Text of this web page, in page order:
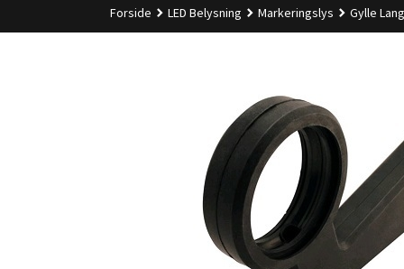
Forside LED Belysning Markeringslys Gylle